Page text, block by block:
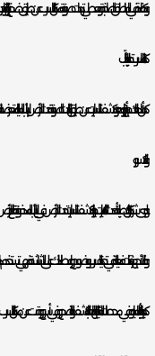
و بكفاءة في المناطق الصاخبة ويعطي ترددات صوتية بمكان التسرب عن طريق ضخ غاز به غاز
كما التسرب تحديداً بالأنابيب.
كما أن هناك جهاز أخر وهو يكشف التسربات عن طريق التردادت الصوتية تحت الأرض لأنابيب المياه
والكسور.
و لدى شركة اركان طيبة أحدث الكاميرات حرارية لكشف التسربات تحت الأرض في الأنابيب المدفونة بقاع
و فالأجهزة ذات فعالية في تحديد التسرب بوضوح وإعطاء ذلك على الشاشة فهي
كما وأنابيب المياه وفي محطات المياه لنتائجها الفعالة بالكشف الواضح وفي أسرع وقت عن مكان التسرب.